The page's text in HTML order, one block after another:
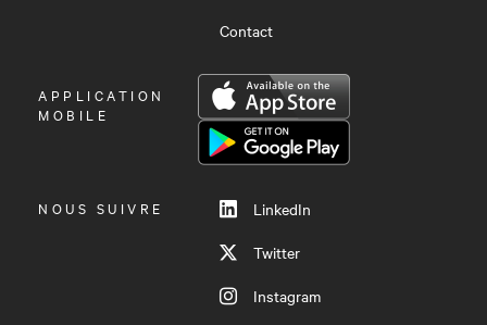
Contact
OUVRIR
LE
APPLICATION
MOBILE
NOUS SUIVRE
LinkedIn
Twitter
Instagram